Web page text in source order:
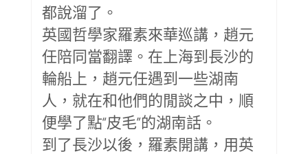
都說溜了。
英國哲學家羅素來華巡講，趙元
任陪同當翻譯。在上海到長沙的
輪船上，趙元任遇到一些湖南
人，就在和他們的閒談之中，順
便學了點“皮毛”的湖南話。
到了長沙以後，羅素開講，用英